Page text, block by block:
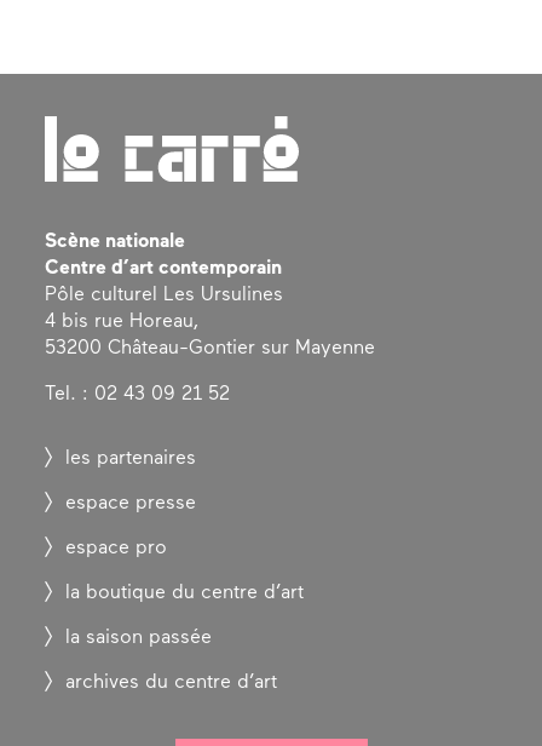
Scène nationale
Centre d’art contemporain
Pôle culturel Les Ursulines
4 bis rue Horeau,
53200 Château-Gontier sur Mayenne
Tel. : 02 43 09 21 52
les partenaires
espace presse
espace pro
la boutique du centre d’art
la saison passée
archives du centre d’art